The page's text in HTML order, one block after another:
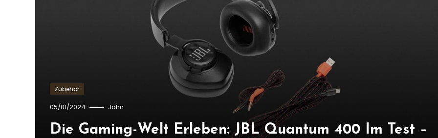
Zubehör
05/01/2024 John
Die Gaming-Welt Erleben: JBL Quantum 400 Im Test –